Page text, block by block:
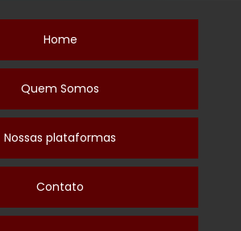
Home
Quem Somos
Nossas plataformas
Contato